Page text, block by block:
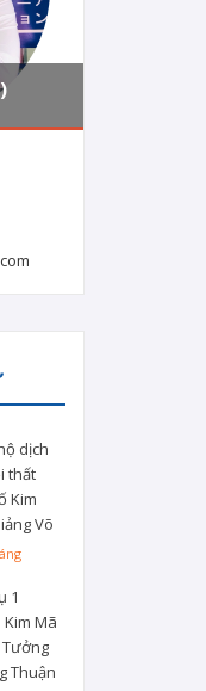
dịch
thất
Kim
Võ
1
Kim Mã
Thuận